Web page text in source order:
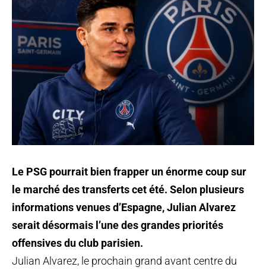
Le PSG pourrait bien frapper un énorme coup sur
le marché des transferts cet été. Selon plusieurs
informations venues d’Espagne, Julian Alvarez
serait désormais l’une des grandes priorités
offensives du club parisien.
Julian Alvarez, le prochain grand avant centre du